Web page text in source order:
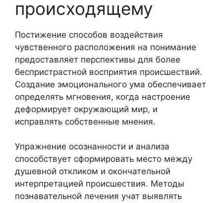
происходящему
Постижение способов воздействия
чувственного расположения на понимание
предоставляет перспективы для более
беспристрастной восприятия происшествий.
Создание эмоционального ума обеспечивает
определять мгновения, когда настроение
деформирует окружающий мир, и
исправлять собственные мнения.
Упражнение осознанности и анализа
способствует сформировать место между
душевной откликом и окончательной
интерпретацией происшествия. Методы
познавательной лечения учат выявлять